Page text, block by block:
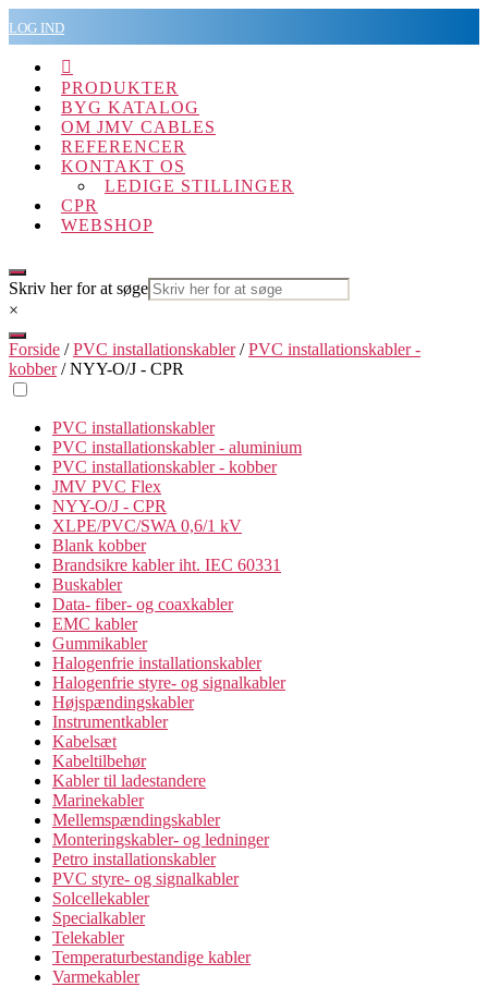
til
indholdet
LOG IND

PRODUKTER
BYG KATALOG
OM JMV CABLES
REFERENCER
KONTAKT OS
LEDIGE STILLINGER
CPR
WEBSHOP
Skriv her for at søge
×
Forside /PVC installationskabler/PVC installationskabler -
kobber/ NYY-O/J - CPR
PVC installationskabler
PVC installationskabler - aluminium
PVC installationskabler - kobber
JMV PVC Flex
NYY-O/J - CPR
XLPE/PVC/SWA 0,6/1 kV
Blank kobber
Brandsikre kabler iht. IEC 60331
Buskabler
Data- fiber- og coaxkabler
EMC kabler
Gummikabler
Halogenfrie installationskabler
Halogenfrie styre- og signalkabler
Højspændingskabler
Instrumentkabler
Kabelsæt
Kabeltilbehør
Kabler til ladestandere
Marinekabler
Mellemspændingskabler
Monteringskabler- og ledninger
Petro installationskabler
PVC styre- og signalkabler
Solcellekabler
Specialkabler
Telekabler
Temperaturbestandige kabler
Varmekabler